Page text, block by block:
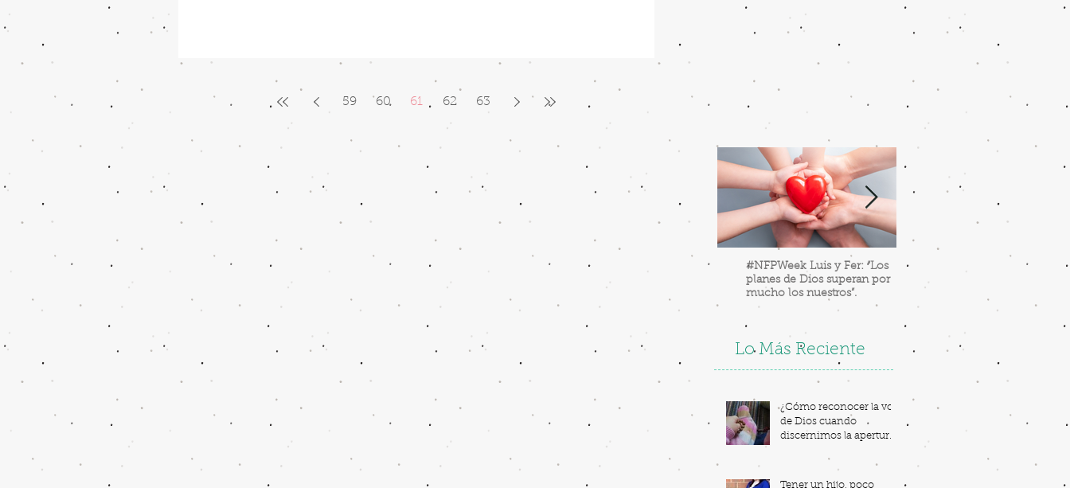
59 60 61 62 63
#NFPWeek Luis y Fer: “Los
planes de Dios superan por
mucho los nuestros”.
Cómo Hacer Una
Lo Más Reciente
¿Cómo reconocer la voz
de Dios cuando
discernimos la apertura
Tener un hijo, poco